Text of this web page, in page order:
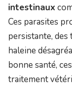
intestinaux
Ces parasites
persistante,
haleine
bonne santé,
traitement